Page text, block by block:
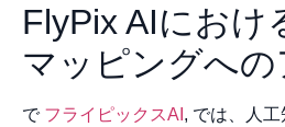
FlyPix AIにおけ
マッピングへ
で フライピックスAI , では、人